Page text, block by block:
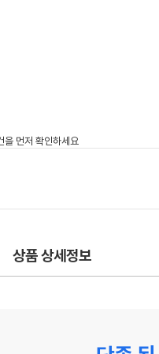
상품 상세정보